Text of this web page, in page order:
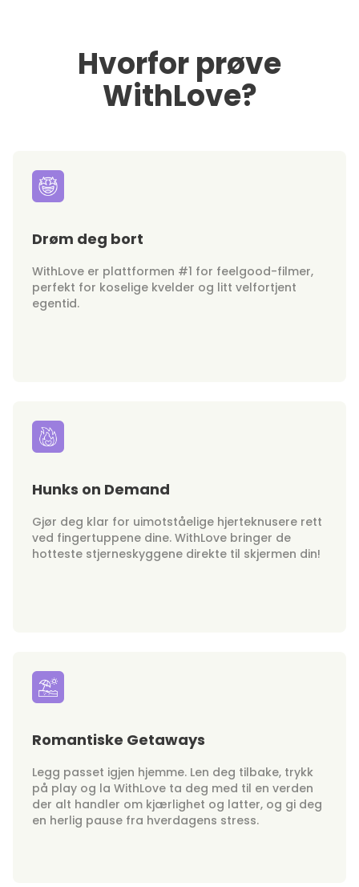
Hvorfor prøve
WithLove?
Drøm deg bort
WithLove er plattformen #1 for feelgood-filmer,
perfekt for koselige kvelder og litt velfortjent
egentid.
Hunks on Demand
Gjør deg klar for uimotståelige hjerteknusere rett
ved fingertuppene dine. WithLove bringer de
hotteste stjerneskyggene direkte til skjermen din!
Romantiske Getaways
Legg passet igjen hjemme. Len deg tilbake, trykk
på play og la WithLove ta deg med til en verden
der alt handler om kjærlighet og latter, og gi deg
en herlig pause fra hverdagens stress.